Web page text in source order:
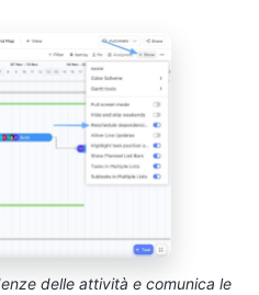
delle attività e comunica le